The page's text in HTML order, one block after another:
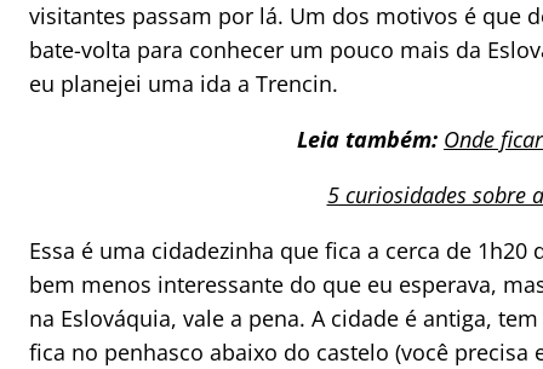
p
o
r
visitantes passam por lá. Um dos motivos é que
bate-volta para conhecer um pouco mais da
eu planejei uma ida a Trencin.
Leia também: Onde
5 curiosidades sobre
Essa é uma cidadezinha que fica a cerca de
bem menos interessante do que eu esperava,
na Eslováquia, vale a pena. A cidade é antiga,
fica no penhasco abaixo do castelo (você